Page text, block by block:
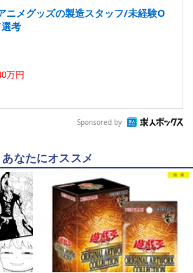
ニメグッズの製造スタッフ/未経験O
考
万円
Sponsored by
なたにオススメ